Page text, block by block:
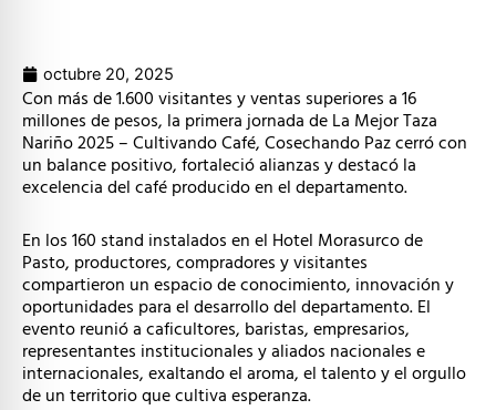
octubre 20, 2025
Con más de 1.600 visitantes y ventas superiores a 16
millones de pesos, la primera jornada de La Mejor Taza
Nariño 2025 – Cultivando Café, Cosechando Paz cerró con
un balance positivo, fortaleció alianzas y destacó la
excelencia del café producido en el departamento.
En los 160 stand instalados en el Hotel Morasurco de
Pasto, productores, compradores y visitantes
compartieron un espacio de conocimiento, innovación y
oportunidades para el desarrollo del departamento. El
evento reunió a caficultores, baristas, empresarios,
representantes institucionales y aliados nacionales e
internacionales, exaltando el aroma, el talento y el orgullo
de un territorio que cultiva esperanza.